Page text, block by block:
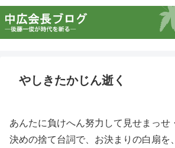
やしきたかじん逝く
あんたに負けへん努力して見せまっせ
決めの捨て台詞で、お決まりの白扇を